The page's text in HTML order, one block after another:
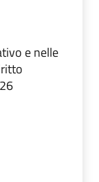
e nelle